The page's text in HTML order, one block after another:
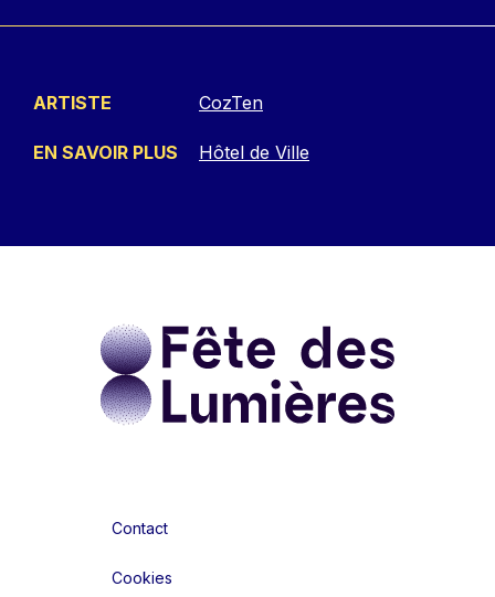
ARTISTE CozTen
EN SAVOIR PLUS Hôtel de Ville
Contact
Cookies